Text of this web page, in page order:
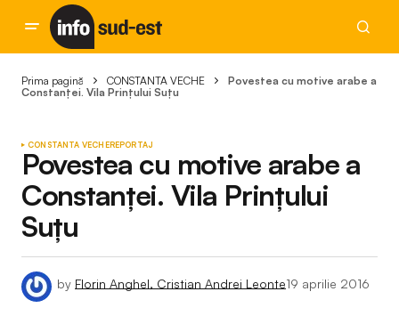
Prima pagină CONSTANTA VECHE
Povestea cu motive arabe a
Constanței. Vila Prințului Suțu
CONSTANTA VECHEREPORTAJ
Povestea cu motive arabe a
Constanței. Vila Prințului
Suțu
by Florin Anghel, Cristian Andrei Leonte19 aprilie 2016